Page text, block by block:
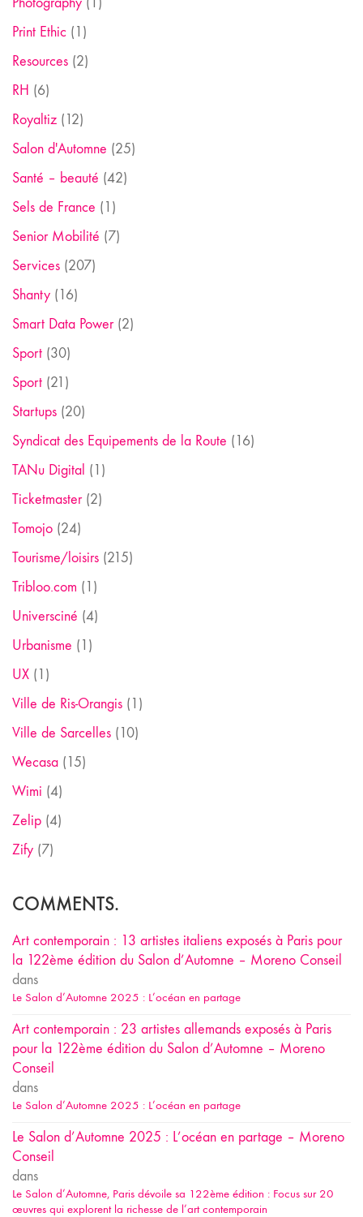
Print Ethic (1)
Resources (2)
RH (6)
Royaltiz (12)
Salon d'Automne (25)
Santé – beauté (42)
Sels de France (1)
Senior Mobilité (7)
Services (207)
Shanty (16)
Smart Data Power(2)
Sport (30)
Sport (21)
Startups (20)
Syndicat des Equipements de la Route (16)
TANu Digital (1)
Ticketmaster(2)
Tomojo (24)
Tourisme/loisirs (215)
Tribloo.com (1)
Universciné (4)
Urbanisme (1)
UX (1)
Ville de Ris-Orangis (1)
Ville de Sarcelles (10)
Wecasa (15)
Wimi (4)
Zelip (4)
Zify (7)
COMMENTS.
Art contemporain : 13 artistes italiens exposés à Paris pour
la 122ème édition du Salon d’Automne – Moreno Conseil
dans
Le Salon d’Automne 2025 : L’océan en partage
Art contemporain : 23 artistes allemands exposés à Paris
pour la 122ème édition du Salon d’Automne – Moreno
Conseil
dans
Le Salon d’Automne 2025 : L’océan en partage
Le Salon d’Automne 2025 : L’océan en partage – Moreno
Conseil
dans
Le Salon d’Automne, Paris dévoile sa 122ème édition : Focus sur 20
œuvres qui explorent la richesse de l’art contemporain